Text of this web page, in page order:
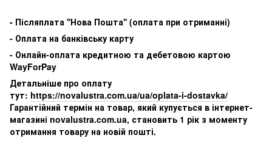
- Післяплата ''Нова Пошта'' (оплата при отриманні)
- Оплата на банківську карту
- Онлайн-оплата кредитною та дебетовою картою
WayForPay
Детальніше про оплату
тут: https://novalustra.com.ua/ua/oplata-i-dostavka/
Гарантійний термін на товар, який купується в інтернет-
магазині novalustra.com.ua, становить 1 рік з моменту
отримання товару на новій пошті.